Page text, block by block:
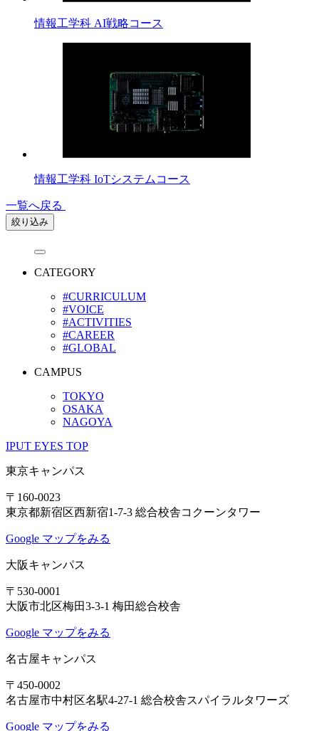
情報工学科 AI戦略コース
情報工学科 IoTシステムコース
一覧へ戻る
絞り込み
CATEGORY
#CURRICULUM
#VOICE
#ACTIVITIES
#CAREER
#GLOBAL
CAMPUS
TOKYO
OSAKA
NAGOYA
IPUT EYES TOP
東京キャンパス
〒160-0023
東京都新宿区西新宿1-7-3 総合校舎コクーンタワー
Google マップをみる
大阪キャンパス
〒530-0001
大阪市北区梅田3-3-1 梅田総合校舎
Google マップをみる
名古屋キャンパス
〒450-0002
名古屋市中村区名駅4-27-1 総合校舎スパイラルタワーズ
Google マップをみる